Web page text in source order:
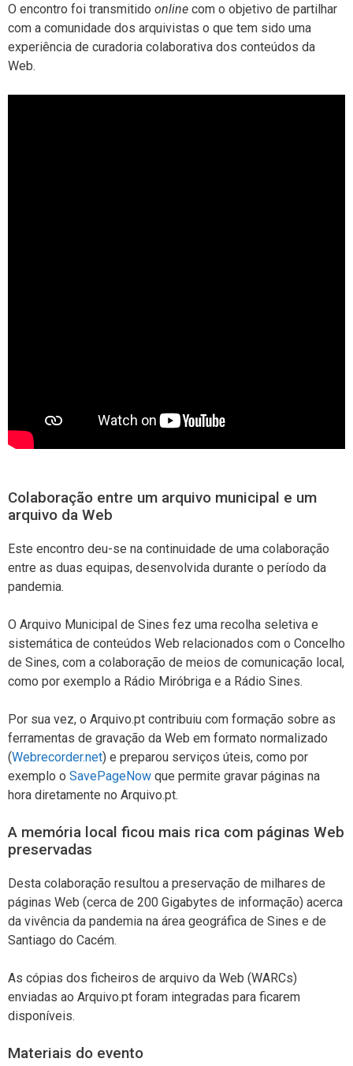
O encontro foi transmitido online com o objetivo de partilhar
com a comunidade dos arquivistas o que tem sido uma
experiência de curadoria colaborativa dos conteúdos da
Web.
Colaboração entre um arquivo municipal e um
arquivo da Web
Este encontro deu-se na continuidade de uma colaboração
entre as duas equipas, desenvolvida durante o período da
pandemia.
O Arquivo Municipal de Sines fez uma recolha seletiva e
sistemática de conteúdos Web relacionados com o Concelho
de Sines, com a colaboração de meios de comunicação local,
como por exemplo a Rádio Miróbriga e a Rádio Sines.
Por sua vez, o Arquivo.pt contribuiu com formação sobre as
ferramentas de gravação da Web em formato normalizado
(Webrecorder.net) e preparou serviços úteis, como por
exemplo o SavePageNow que permite gravar páginas na
hora diretamente no Arquivo.pt.
A memória local ficou mais rica com páginas Web
preservadas
Desta colaboração resultou a preservação de milhares de
páginas Web (cerca de 200 Gigabytes de informação) acerca
da vivência da pandemia na área geográfica de Sines e de
Santiago do Cacém.
As cópias dos ficheiros de arquivo da Web (WARCs)
enviadas ao Arquivo.pt foram integradas para ficarem
disponíveis.
Materiais do evento